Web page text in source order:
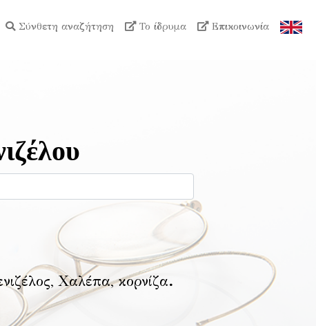
Σύνθετη αναζήτηση Το ίδρυμα Επικοινωνία
Χαλέπα, κορνίζα.